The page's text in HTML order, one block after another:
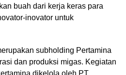
buah dari kerja keras para
inovator untuk
subholding Pertamina
dan produksi migas. Kegiatan
dikelola oleh PT